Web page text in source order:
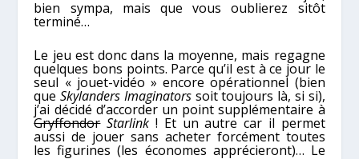
bien sympa, mais que vous oublierez sitôt
terminé…
Le jeu est donc dans la moyenne, mais regagne
quelques bons points. Parce qu’il est à ce jour le
seul « jouet-vidéo » encore opérationnel (bien
queSkylanders Imaginatorssoit toujours là, si si),
j’ai décidé d’accorder un point supplémentaire à
Gryffondor Starlink ! Et un autre car il permet
aussi de jouer sans acheter forcément toutes
les figurines (les économes apprécieront)… Le